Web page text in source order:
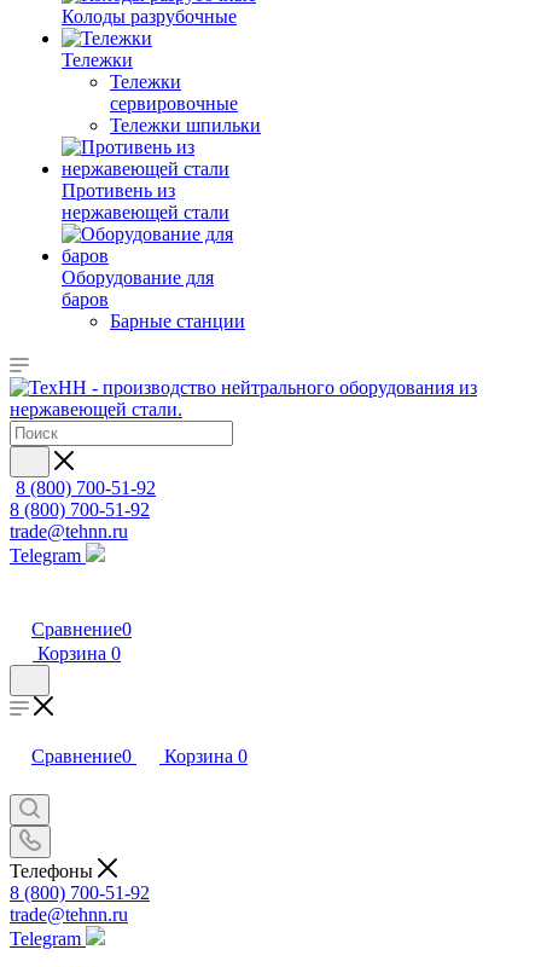
Колоды разрубочные
Тележки
Тележки
сервировочные
Тележки шпильки
Противень из
нержавеющей стали
Оборудование для
баров
Барные станции
8 (800) 700-51-92
8 (800) 700-51-92
trade@tehnn.ru
Telegram
Сравнение0
Корзина 0
Сравнение0 Корзина 0
Телефоны
8 (800) 700-51-92
trade@tehnn.ru
Telegram